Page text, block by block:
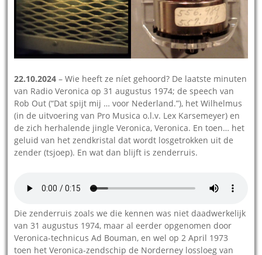
22.10.2024 – Wie heeft ze níet gehoord? De laatste minuten
van Radio Veronica op 31 augustus 1974; de speech van
Rob Out (“Dat spijt mij … voor Nederland.”), het Wilhelmus
(in de uitvoering van Pro Musica o.l.v. Lex Karsemeyer) en
de zich herhalende jingle Veronica, Veronica. En toen… het
geluid van het zendkristal dat wordt losgetrokken uit de
zender (tsjoep). En wat dan blijft is zenderruis.
Die zenderruis zoals we die kennen was niet daadwerkelijk
van 31 augustus 1974, maar al eerder opgenomen door
Veronica-technicus Ad Bouman, en wel op 2 April 1973
toen het Veronica-zendschip de Norderney lossloeg van